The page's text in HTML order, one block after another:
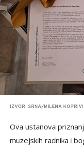
IZVOR: SRNA/MILENA
Ova ustanova
muzejskih radnika i